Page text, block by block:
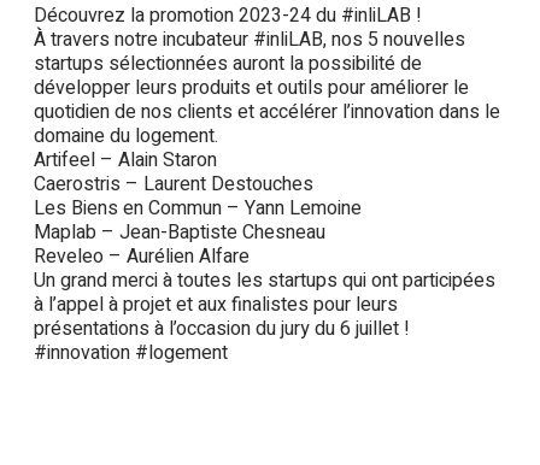
Découvrez la promotion 2023-24 du #inliLAB !
À travers notre incubateur #inliLAB, nos 5 nouvelles
startups sélectionnées auront la possibilité de
développer leurs produits et outils pour améliorer le
quotidien de nos clients et accélérer l’innovation dans le
domaine du logement.
Artifeel – Alain Staron
Caerostris – Laurent Destouches
Les Biens en Commun – Yann Lemoine
Maplab – Jean-Baptiste Chesneau
Reveleo – Aurélien Alfare
Un grand merci à toutes les startups qui ont participées
à l’appel à projet et aux finalistes pour leurs
présentations à l’occasion du jury du 6 juillet !
#innovation #logement